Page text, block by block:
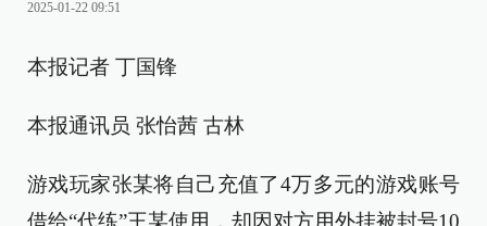
2025-01-22 09:51
本报记者 丁国锋
本报通讯员 张怡茜 古林
游戏玩家张某将自己充值了4万多元的游戏账号
借给“代练”王某使用，却因对方用外挂被封号10